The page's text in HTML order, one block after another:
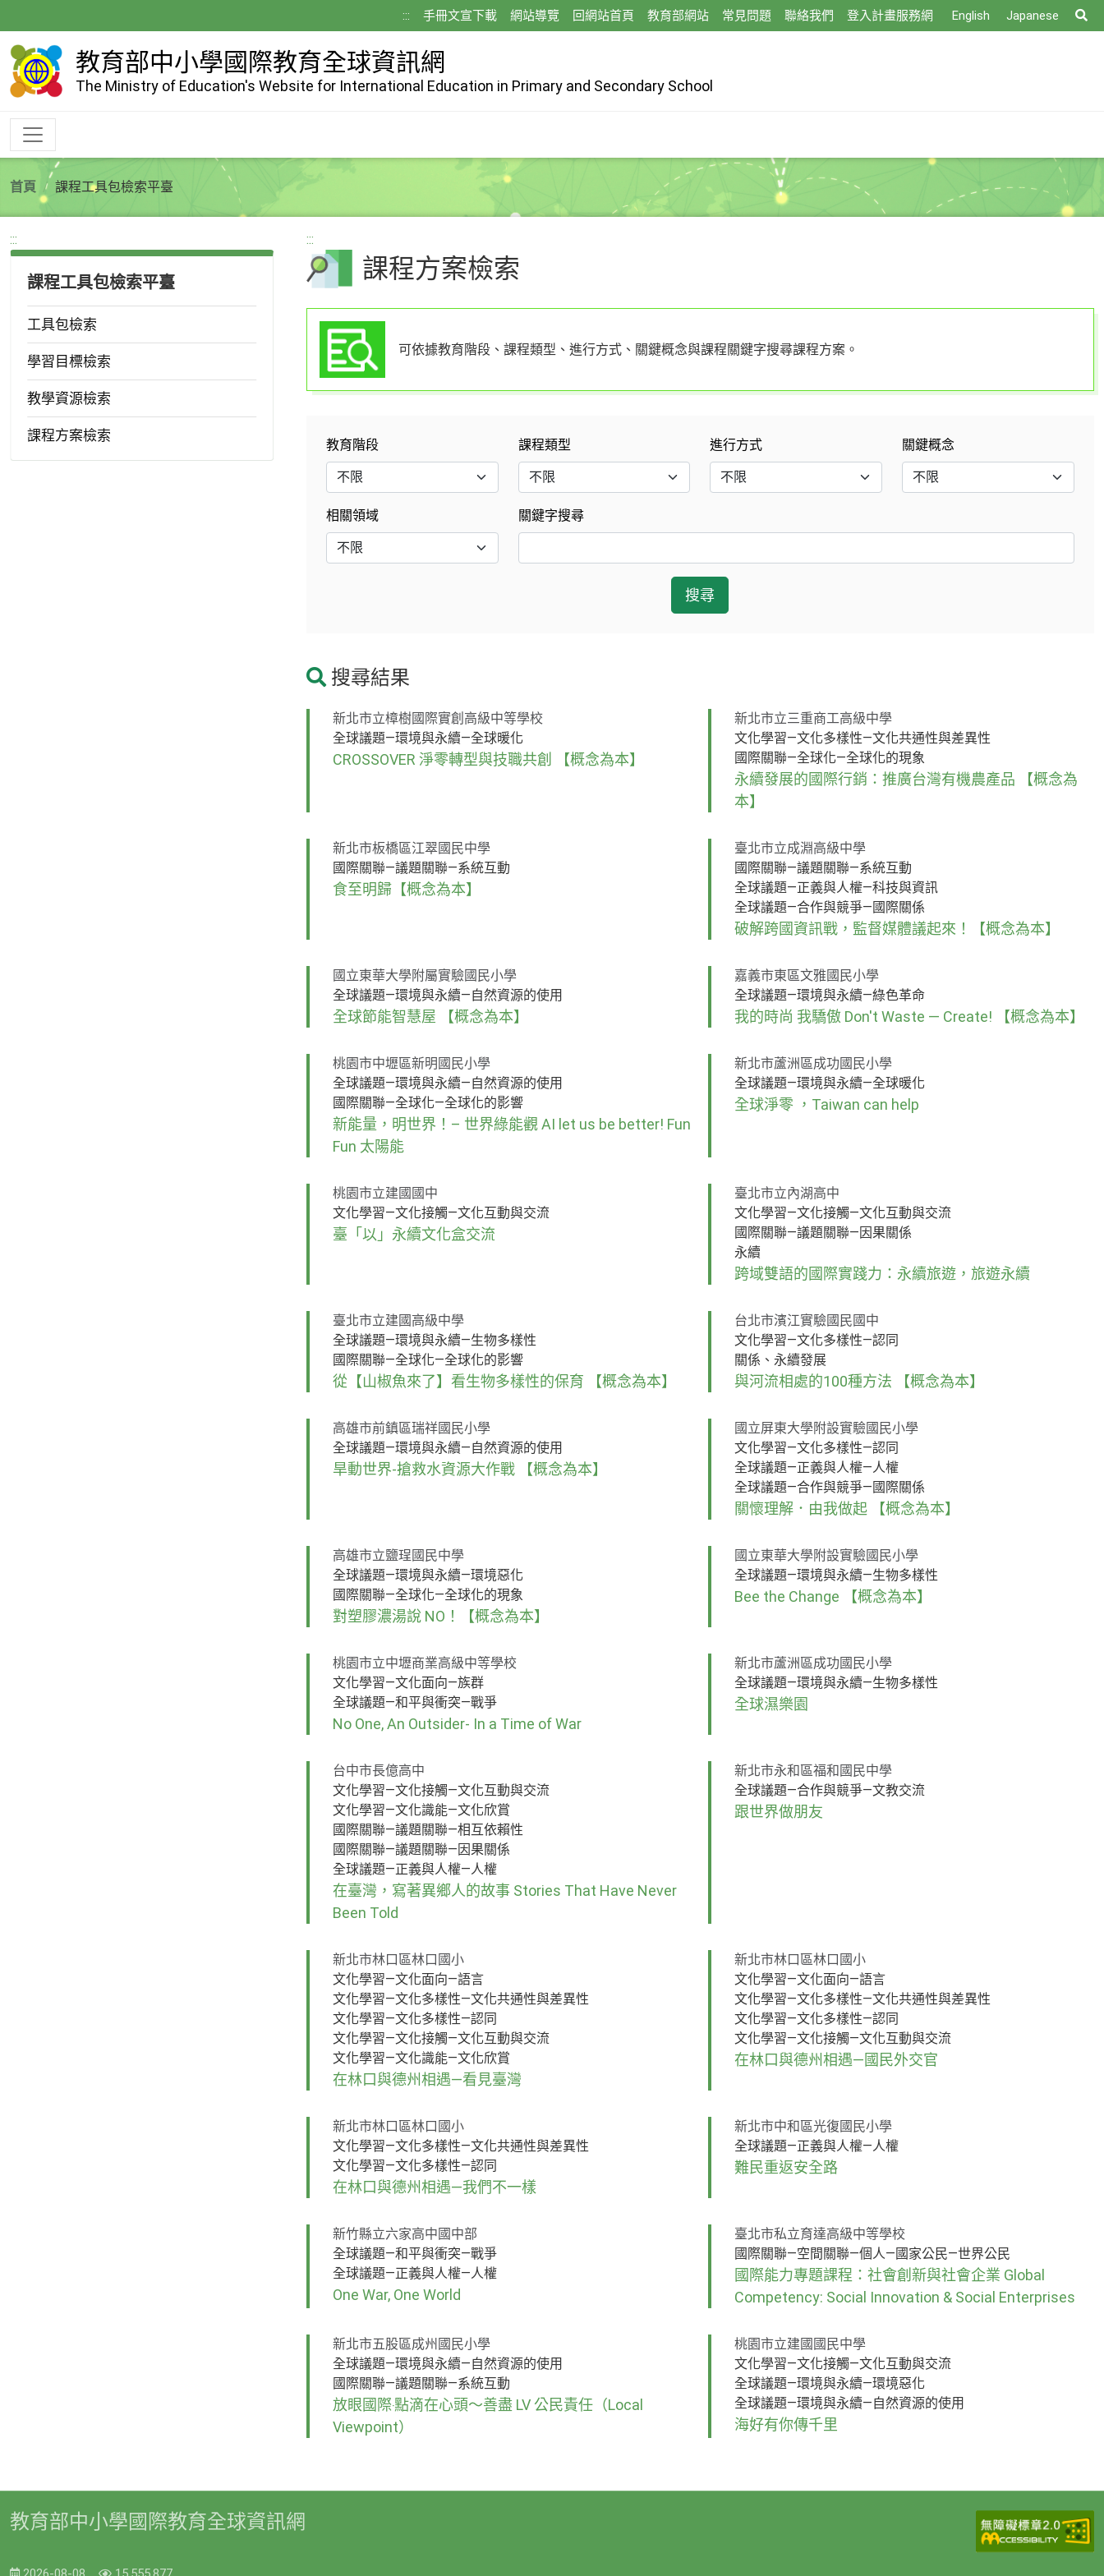
到
主
內
::: 手冊文宣下載 網站導覽 回網站首頁 教育部網站 常見問題 聯絡我們 登入計畫服務網 English Japanese
尋
教育部中小學國際教育全球資訊網
The Ministry of Education's Website for International Education in Primary and Secondary School
首頁 課程工具包檢索平臺
:::
課程工具包檢索平臺
工具包檢索
學習目標檢索
教學資源檢索
課程方案檢索
:::
課程方案檢索
可依據教育階段、課程類型、進行方式、關鍵概念與課程關鍵字搜尋課程方案。
教育階段 課程類型 進行方式 關鍵概念
相關領域 關鍵字搜尋
搜尋
搜尋結果
新北市立樟樹國際實創高級中等學校
全球議題—環境與永續—全球暖化
CROSSOVER 淨零轉型與技職共創 【概念為本】
新北市立三重商工高級中學
文化學習—文化多樣性—文化共通性與差異性
國際關聯—全球化—全球化的現象
永續發展的國際行銷：推廣台灣有機農產品 【概念為
本】
新北市板橋區江翠國民中學
國際關聯—議題關聯—系統互動
食至明歸【概念為本】
臺北市立成淵高級中學
國際關聯—議題關聯—系統互動
全球議題—正義與人權—科技與資訊
全球議題—合作與競爭—國際關係
破解跨國資訊戰，監督媒體議起來！【概念為本】
國立東華大學附屬實驗國民小學
全球議題—環境與永續—自然資源的使用
全球節能智慧屋 【概念為本】
嘉義市東區文雅國民小學
全球議題—環境與永續—綠色革命
我的時尚 我驕傲 Don't Waste — Create! 【概念為本】
桃園市中壢區新明國民小學
全球議題—環境與永續—自然資源的使用
國際關聯—全球化—全球化的影響
新能量，明世界！– 世界綠能觀 AI let us be better! Fun
Fun 太陽能
新北市蘆洲區成功國民小學
全球議題—環境與永續—全球暖化
全球淨零 ，Taiwan can help
桃園市立建國國中
文化學習—文化接觸—文化互動與交流
臺「以」永續文化盒交流
臺北市立內湖高中
文化學習—文化接觸—文化互動與交流
國際關聯—議題關聯—因果關係
永續
跨域雙語的國際實踐力：永續旅遊，旅遊永續
臺北市立建國高級中學
全球議題—環境與永續—生物多樣性
國際關聯—全球化—全球化的影響
從【山椒魚來了】看生物多樣性的保育 【概念為本】
台北市濱江實驗國民國中
文化學習—文化多樣性—認同
關係、永續發展
與河流相處的100種方法 【概念為本】
高雄市前鎮區瑞祥國民小學
全球議題—環境與永續—自然資源的使用
旱動世界-搶救水資源大作戰 【概念為本】
國立屏東大學附設實驗國民小學
文化學習—文化多樣性—認同
全球議題—正義與人權—人權
全球議題—合作與競爭—國際關係
關懷理解．由我做起 【概念為本】
高雄市立鹽珵國民中學
全球議題—環境與永續—環境惡化
國際關聯—全球化—全球化的現象
對塑膠濃湯說 NO！【概念為本】
國立東華大學附設實驗國民小學
全球議題—環境與永續—生物多樣性
Bee the Change 【概念為本】
桃園市立中壢商業高級中等學校
文化學習—文化面向—族群
全球議題—和平與衝突—戰爭
No One, An Outsider- In a Time of War
新北市蘆洲區成功國民小學
全球議題—環境與永續—生物多樣性
全球濕樂園
台中市長億高中
文化學習—文化接觸—文化互動與交流
文化學習—文化識能—文化欣賞
國際關聯—議題關聯—相互依賴性
國際關聯—議題關聯—因果關係
全球議題—正義與人權—人權
在臺灣，寫著異鄉人的故事 Stories That Have Never
Been Told
新北市永和區福和國民中學
全球議題—合作與競爭—文教交流
跟世界做朋友
新北市林口區林口國小
文化學習—文化面向—語言
文化學習—文化多樣性—文化共通性與差異性
文化學習—文化多樣性—認同
文化學習—文化接觸—文化互動與交流
文化學習—文化識能—文化欣賞
在林口與德州相遇—看見臺灣
新北市林口區林口國小
文化學習—文化面向—語言
文化學習—文化多樣性—文化共通性與差異性
文化學習—文化多樣性—認同
文化學習—文化接觸—文化互動與交流
在林口與德州相遇—國民外交官
新北市林口區林口國小
文化學習—文化多樣性—文化共通性與差異性
文化學習—文化多樣性—認同
在林口與德州相遇—我們不一樣
新北市中和區光復國民小學
全球議題—正義與人權—人權
難民重返安全路
新竹縣立六家高中國中部
全球議題—和平與衝突—戰爭
全球議題—正義與人權—人權
One War, One World
臺北市私立育達高級中等學校
國際關聯—空間關聯—個人—國家公民—世界公民
國際能力專題課程：社會創新與社會企業 Global
Competency: Social Innovation & Social Enterprises
新北市五股區成州國民小學
全球議題—環境與永續—自然資源的使用
國際關聯—議題關聯—系統互動
放眼國際‧點滴在心頭～善盡 LV 公民責任（Local
Viewpoint）
桃園市立建國國民中學
文化學習—文化接觸—文化互動與交流
全球議題—環境與永續—環境惡化
全球議題—環境與永續—自然資源的使用
海好有你傳千里
教育部中小學國際教育全球資訊網